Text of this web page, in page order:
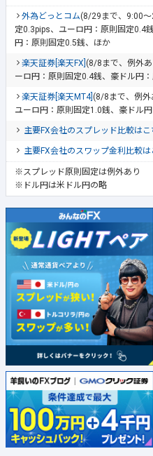
外為どっとコム(8/29まで、9:00
定0.3pips、ユーロ円：原則固定0.4
円：原則固定0.5銭、ほか
楽天証券[楽天FX] (8/8まで、例外
ーロ円：原則固定0.4銭、豪ドル円
楽天証券[楽天MT4] (8/8まで、例外
ユーロ円：原則固定1.0銭、豪ドル
主要FX会社のスプレッド比較はこ
主要FX会社のスワップ金利比較は
※スプレッド原則固定は例外あり
※ドル円は米ドル円の略